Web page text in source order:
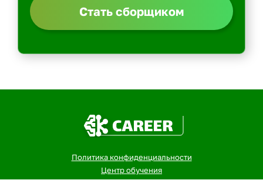
Стать сборщиком
Политика конфиденциальности
Центр обучения